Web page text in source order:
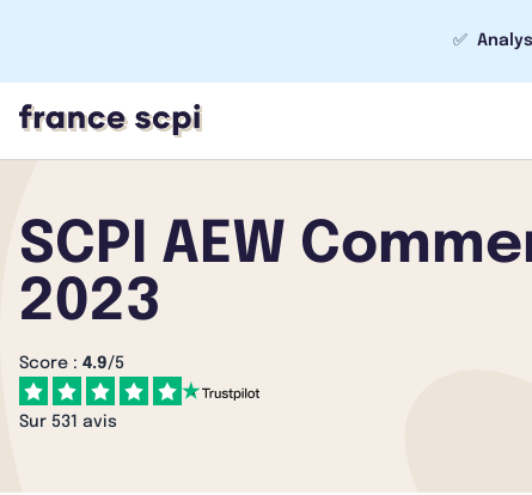
✅
SCPI AEW
2023
Score : 4.9/5
Sur 531 avis